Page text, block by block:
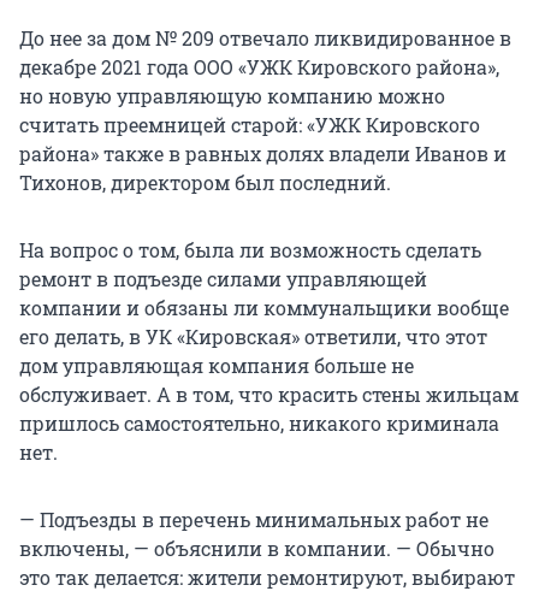
До нее за дом № 209 отвечало ликвидированное в
декабре 2021 года ООО «УЖК Кировского района»,
но новую управляющую компанию можно
считать преемницей старой: «УЖК Кировского
района» также в равных долях владели Иванов и
Тихонов, директором был последний.
На вопрос о том, была ли возможность сделать
ремонт в подъезде силами управляющей
компании и обязаны ли коммунальщики вообще
его делать, в УК «Кировская» ответили, что этот
дом управляющая компания больше не
обслуживает. А в том, что красить стены жильцам
пришлось самостоятельно, никакого криминала
нет.
— Подъезды в перечень минимальных работ не
включены, — объяснили в компании. — Обычно
это так делается: жители ремонтируют, выбирают